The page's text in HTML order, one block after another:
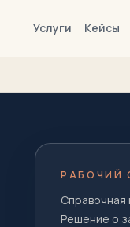
Услуги Кейсы
РАБОЧИЙ
Справочная
Решение о